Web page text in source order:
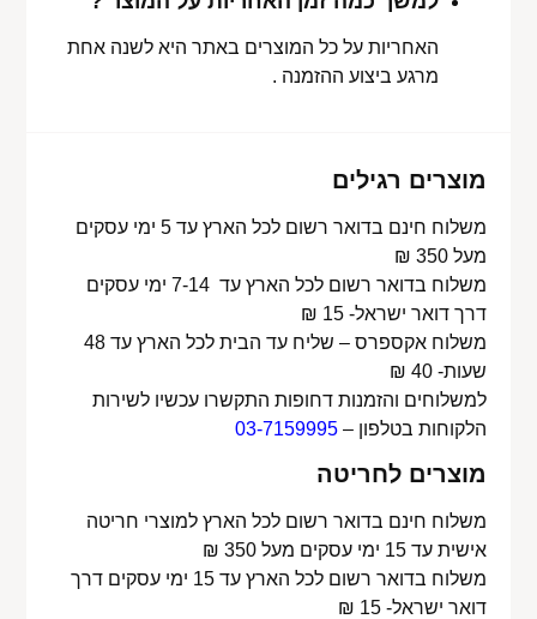
האחריות על כל המוצרים באתר היא לשנה אחת
מרגע ביצוע ההזמנה .
מוצרים רגילים
משלוח חינם בדואר רשום לכל הארץ עד 5 ימי עסקים
מעל 350 ₪
משלוח בדואר רשום לכל הארץ עד 7-14 ימי עסקים
דרך דואר ישראל- 15 ₪
משלוח אקספרס – שליח עד הבית לכל הארץ עד 48
שעות- 40 ₪
למשלוחים והזמנות דחופות התקשרו עכשיו לשירות
הלקוחות בטלפון –03-7159995
מוצרים לחריטה
משלוח חינם בדואר רשום לכל הארץ למוצרי חריטה
אישית עד 15 ימי עסקים מעל 350 ₪
משלוח בדואר רשום לכל הארץ עד 15 ימי עסקים דרך
דואר ישראל- 15 ₪